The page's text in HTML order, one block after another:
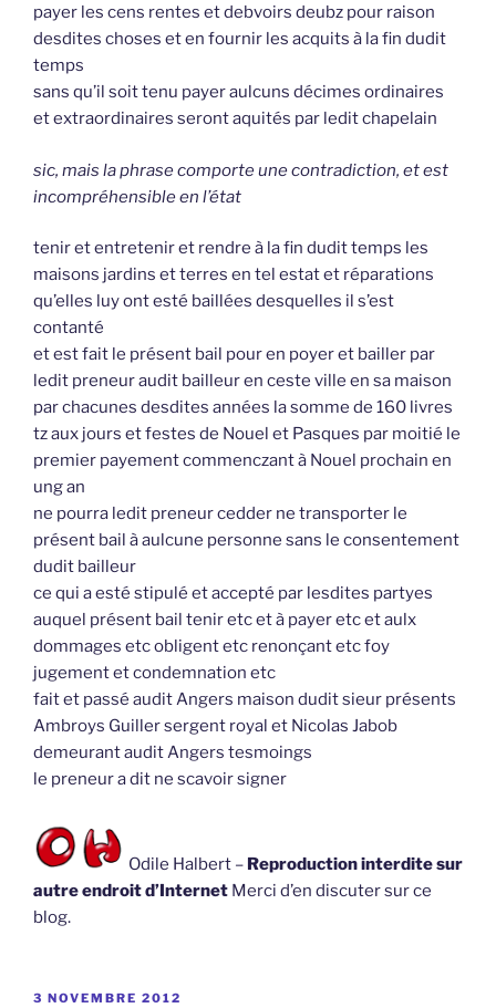
payer les cens rentes et debvoirs deubz pour raison
desdites choses et en fournir les acquits à la fin dudit
temps
sans qu’il soit tenu payer aulcuns décimes ordinaires
et extraordinaires seront aquités par ledit chapelain
sic, mais la phrase comporte une contradiction, et est
incompréhensible en l’état
tenir et entretenir et rendre à la fin dudit temps les
maisons jardins et terres en tel estat et réparations
qu’elles luy ont esté baillées desquelles il s’est
contanté
et est fait le présent bail pour en poyer et bailler par
ledit preneur audit bailleur en ceste ville en sa maison
par chacunes desdites années la somme de 160 livres
tz aux jours et festes de Nouel et Pasques par moitié le
premier payement commenczant à Nouel prochain en
ung an
ne pourra ledit preneur cedder ne transporter le
présent bail à aulcune personne sans le consentement
dudit bailleur
ce qui a esté stipulé et accepté par lesdites partyes
auquel présent bail tenir etc et à payer etc et aulx
dommages etc obligent etc renonçant etc foy
jugement et condemnation etc
fait et passé audit Angers maison dudit sieur présents
Ambroys Guiller sergent royal et Nicolas Jabob
demeurant audit Angers tesmoings
le preneur a dit ne scavoir signer
Odile Halbert – Reproduction interdite sur
autre endroit d’Internet Merci d’en discuter sur ce
blog.
PUBLIÉ
3 NOVEMBRE 2012